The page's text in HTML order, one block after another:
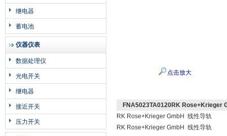
继电器
蓄电池
仪器仪表
数据处理仪
光电开关
继电器
接近开关
压力开关
点击放大
FNA5023TA0120RK Rose+Krieger
RK Rose+Krieger GmbH 线性导轨
RK Rose+Krieger GmbH 线性导轨